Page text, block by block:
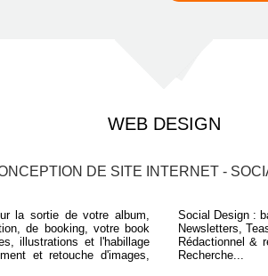
WEB DESIGN
DE SITE INTERNET -
la sortie de votre album,
de booking, votre book
illustrations et l'habillage
et retouche d'images,
Social Design :
Newsletters,
Rédactionnel &
Recherche...